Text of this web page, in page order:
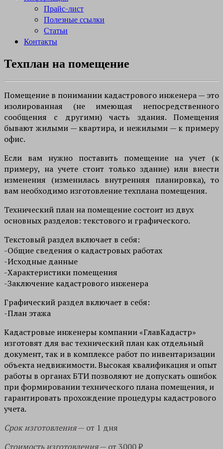
Прайс-лист
Полезные ссылки
Статьи
Контакты
Техплан на помещение
Помещение в понимании кадастрового инженера — это
изолированная (не имеющая непосредственного
сообщения с другими) часть здания. Помещения
бывают жилыми — квартира, и нежилыми — к примеру
офис.
Если вам нужно поставить помещение на учет (к
примеру, на учете стоит только здание) или внести
изменения (изменилась внутренняя планировка), то
вам необходимо изготовление техплана помещения.
Технический план на помещение состоит из двух
основных разделов: текстового и графического.
Текстовый раздел включает в себя:
-Общие сведения о кадастровых работах
-Исходные данные
-Характеристики помещения
-Заключение кадастрового инженера
Графический раздел включает в себя:
-План этажа
Кадастровые инженеры компании «ГлавКадастр»
изготовят для вас технический план как отдельный
документ, так и в комплексе работ по инвентаризации
объекта недвижимости. Высокая квалификация и опыт
работы в органах БТИ позволяют не допускать ошибок
при формировании технического плана помещения, и
гарантировать прохождение процедуры кадастрового
учета.
Срок изготовления— от 1 дня
Cтоимость изготовления— от 3000 ₽